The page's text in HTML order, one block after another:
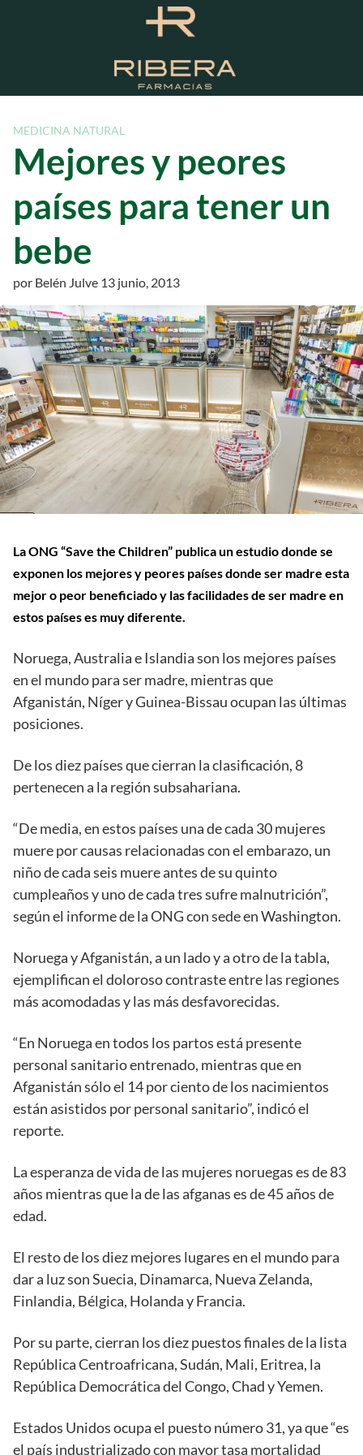
d
o
MEDICINA NATURAL
Mejores y peores
países para tener un
bebe
por Belén Julve 13 junio, 2013
La ONG “Save the Children” publica un estudio donde se
exponen los mejores y peores países donde ser madre esta
mejor o peor beneficiado y las facilidades de ser madre en
estos países es muy diferente.
Noruega, Australia e Islandia son los mejores países
en el mundo para ser madre, mientras que
Afganistán, Níger y Guinea-Bissau ocupan las últimas
posiciones.
De los diez países que cierran la clasificación, 8
pertenecen a la región subsahariana.
“De media, en estos países una de cada 30 mujeres
muere por causas relacionadas con el embarazo, un
niño de cada seis muere antes de su quinto
cumpleaños y uno de cada tres sufre malnutrición”,
según el informe de la ONG con sede en Washington.
Noruega y Afganistán, a un lado y a otro de la tabla,
ejemplifican el doloroso contraste entre las regiones
más acomodadas y las más desfavorecidas.
“En Noruega en todos los partos está presente
personal sanitario entrenado, mientras que en
Afganistán sólo el 14 por ciento de los nacimientos
están asistidos por personal sanitario”, indicó el
reporte.
La esperanza de vida de las mujeres noruegas es de 83
años mientras que la de las afganas es de 45 años de
edad.
El resto de los diez mejores lugares en el mundo para
dar a luz son Suecia, Dinamarca, Nueva Zelanda,
Finlandia, Bélgica, Holanda y Francia.
Por su parte, cierran los diez puestos finales de la lista
República Centroafricana, Sudán, Mali, Eritrea, la
República Democrática del Congo, Chad y Yemen.
Estados Unidos ocupa el puesto número 31, ya que “es
el país industrializado con mayor tasa mortalidad